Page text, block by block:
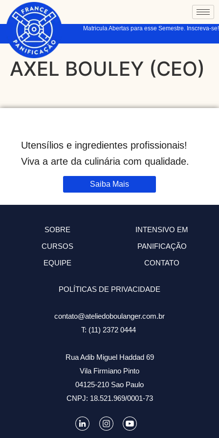
Matricula Abertas para esse Semestre. Inscreva-se!
AXEL BOULEY (CEO)
Utensílios e ingredientes profissionais!
Viva a arte da culinária com qualidade.
Saiba Mais
SOBRE
CURSOS
EQUIPE
INTENSIVO EM
PANIFICAÇÃO
CONTATO
POLÍTICAS DE PRIVACIDADE
contato@ateliedoboulanger.com.br
T: (11) 2372 0444
Rua Adib Miguel Haddad 69
Vila Firmiano Pinto
04125-210 Sao Paulo
CNPJ: 18.521.969/0001-73